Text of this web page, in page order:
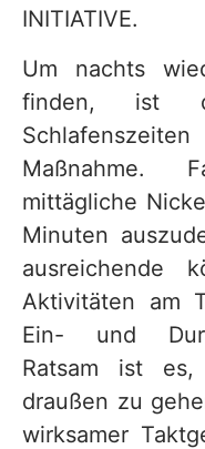
INITIATIVE.
Um nachts
finden, ist
Maßnahme.
mittägliche
Minuten
ausreichende
Aktivitäten am
Ein- und
Ratsam ist
draußen zu
wirksamer